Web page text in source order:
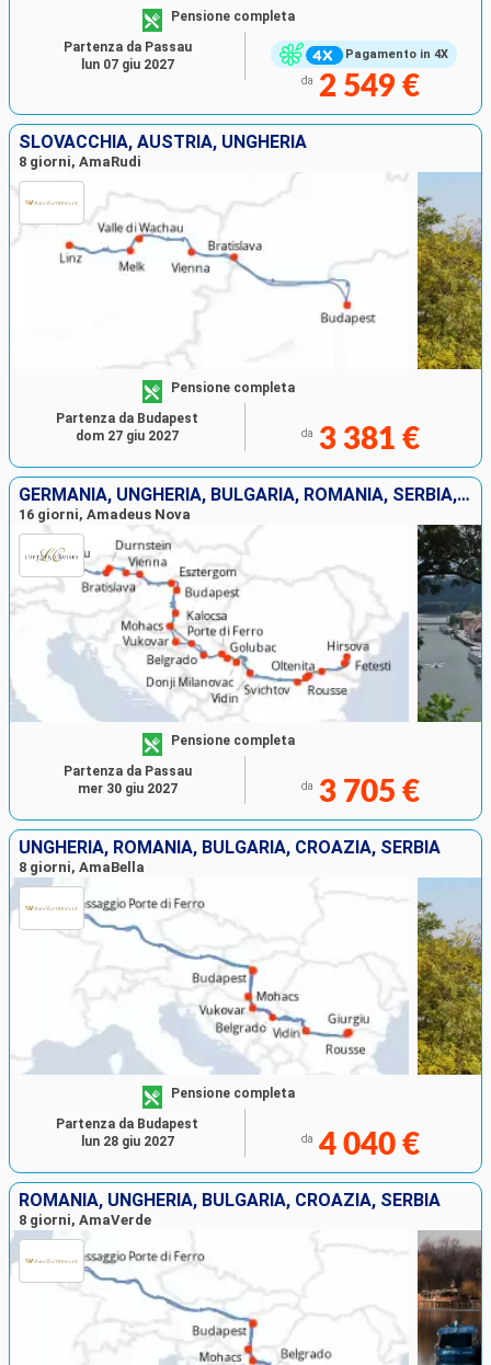
Pagamento in 4X
Pensione completa
da 2 549 €
Partenza da Passau
lun 07 giu 2027
SLOVACCHIA, AUSTRIA, UNGHERIA
8 giorni, AmaRudi
Pensione completa
da 3 381 €
Partenza da Budapest
dom 27 giu 2027
GERMANIA, UNGHERIA, BULGARIA, ROMANIA, SERBIA, CROAZIA, SLOVACCHIA, AUSTRIA
16 giorni, Amadeus Nova
Pensione completa
da 3 705 €
Partenza da Passau
mer 30 giu 2027
UNGHERIA, ROMANIA, BULGARIA, CROAZIA, SERBIA
8 giorni, AmaBella
Pensione completa
da 4 040 €
Partenza da Budapest
lun 28 giu 2027
ROMANIA, UNGHERIA, BULGARIA, CROAZIA, SERBIA
8 giorni, AmaVerde